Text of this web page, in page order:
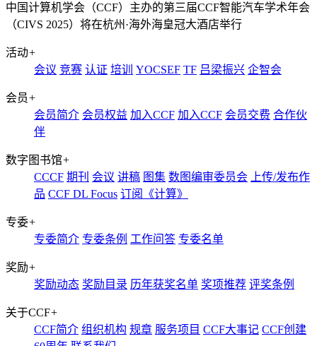
中国计算机学会（CCF）主办的第三届CCF智能汽车学术年会
（CIVS 2025）将在杭州·海外海皇冠大酒店举行
活动+
会议 竞赛 认证 培训 YOCSEF TF 吕梁振兴 企智会
会员+
会员简介 会员权益 加入CCF 加入CCF 会员交费 合作伙
伴
数字图书馆+
CCCF 期刊 会议 讲稿 图集 数图编审委员会
上传/发布作
品 CCF DL Focus 订阅《计算》
专委+
专委简介 专委条例 工作问答 专委名单
奖励+
奖励动态 奖励目录 历年获奖名单 奖项推荐 评奖条例
关于CCF+
CCF简介 组织机构 规章 服务项目 CCF大事记 CCF创建